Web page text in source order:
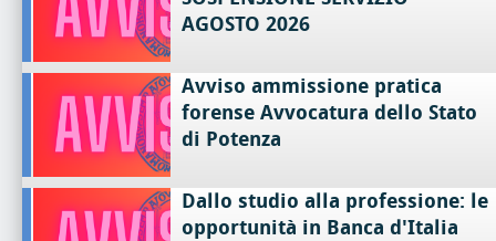
AGOSTO 2026
Avviso ammissione pratica
forense Avvocatura dello Stato
di Potenza
Dallo studio alla professione: le
opportunità in Banca d'Italia